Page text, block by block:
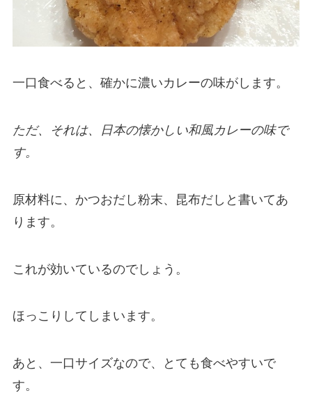
一口食べると、確かに濃いカレーの味がします。
ただ、それは、日本の懐かしい和風カレーの味で
す。
原材料に、かつおだし粉末、昆布だしと書いてあ
ります。
これが効いているのでしょう。
ほっこりしてしまいます。
あと、一口サイズなので、とても食べやすいで
す。